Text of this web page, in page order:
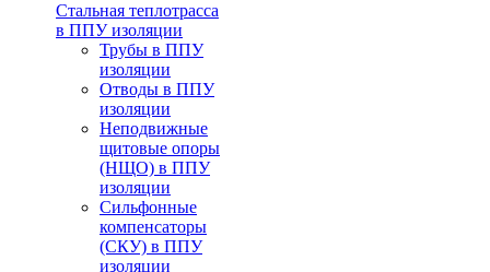
Стальная теплотрасса
в ППУ изоляции
Трубы в ППУ
изоляции
Отводы в ППУ
изоляции
Неподвижные
щитовые опоры
(НЩО) в ППУ
изоляции
Cильфонные
компенсаторы
(СКУ) в ППУ
изоляции